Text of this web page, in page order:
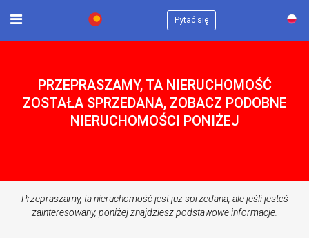
Pytać się
PRZEPRASZAMY, TA NIERUCHOMOŚĆ
ZOSTAŁA SPRZEDANA, ZOBACZ PODOBNE
NIERUCHOMOŚCI PONIŻEJ
Przepraszamy, ta nieruchomość jest już sprzedana, ale jeśli jesteś
zainteresowany, poniżej znajdziesz podstawowe informacje.